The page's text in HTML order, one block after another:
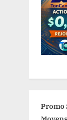
Promo